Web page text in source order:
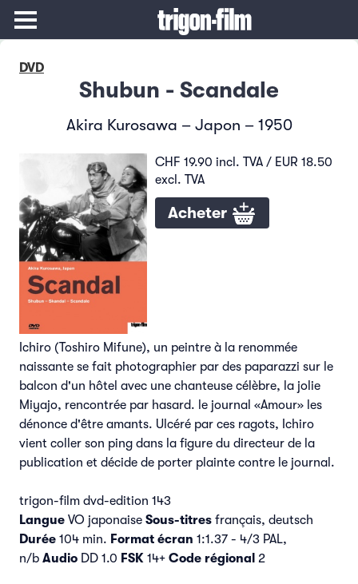
DVD
Shubun - Scandale
Akira Kurosawa – Japon – 1950
CHF 19.90 incl. TVA / EUR 18.50
excl. TVA
Acheter
Ichiro (Toshiro Mifune), un peintre à la renommée
naissante se fait photographier par des paparazzi sur le
balcon d'un hôtel avec une chanteuse célèbre, la jolie
Miyajo, rencontrée par hasard. le journal «Amour» les
dénonce d'être amants. Ulcéré par ces ragots, Ichiro
vient coller son ping dans la figure du directeur de la
publication et décide de porter plainte contre le journal.
trigon-film dvd-edition 143
Langue VO japonaise Sous-titres français, deutsch
Durée 104 min. Format écran 1:1.37 - 4/3 PAL,
n/b Audio DD 1.0 FSK 14+ Code régional 2